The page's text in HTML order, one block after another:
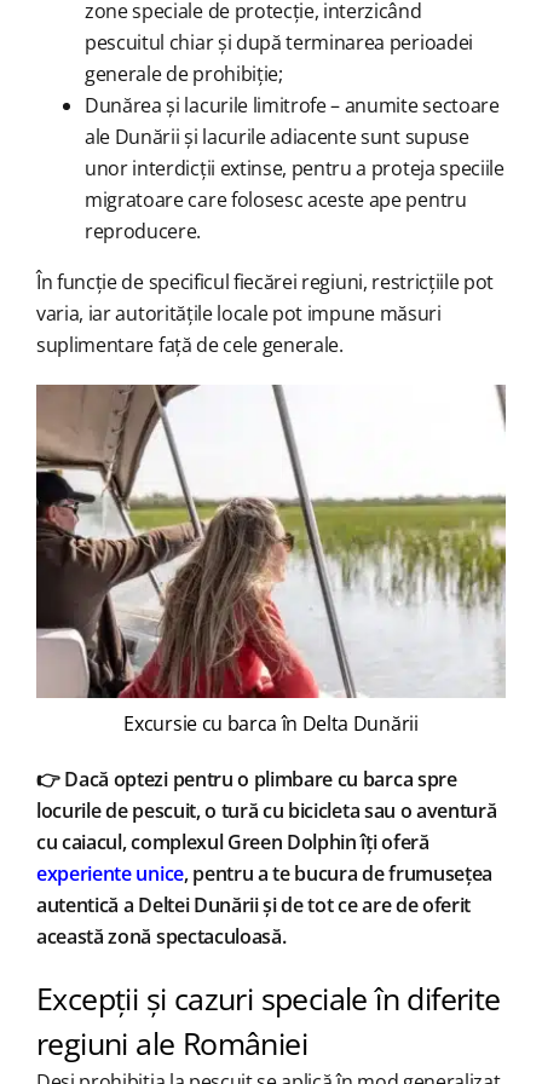
zone speciale de protecție, interzicând
pescuitul chiar și după terminarea perioadei
generale de prohibiție;
Dunărea și lacurile limitrofe – anumite sectoare
ale Dunării și lacurile adiacente sunt supuse
unor interdicții extinse, pentru a proteja speciile
migratoare care folosesc aceste ape pentru
reproducere.
În funcție de specificul fiecărei regiuni, restricțiile pot
varia, iar autoritățile locale pot impune măsuri
suplimentare față de cele generale.
Excursie cu barca în Delta Dunării
👉 Dacă optezi pentru o plimbare cu barca spre
locurile de pescuit, o tură cu bicicleta sau o aventură
cu caiacul, complexul Green Dolphin îți oferă
experiente unice, pentru a te bucura de frumusețea
autentică a Deltei Dunării și de tot ce are de oferit
această zonă spectaculoasă.
Excepții și cazuri speciale în diferite
regiuni ale României